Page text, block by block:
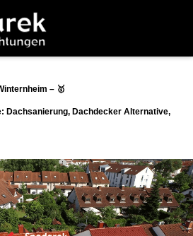
– 🥇
Dachsanierung, Dachdecker Alternative,